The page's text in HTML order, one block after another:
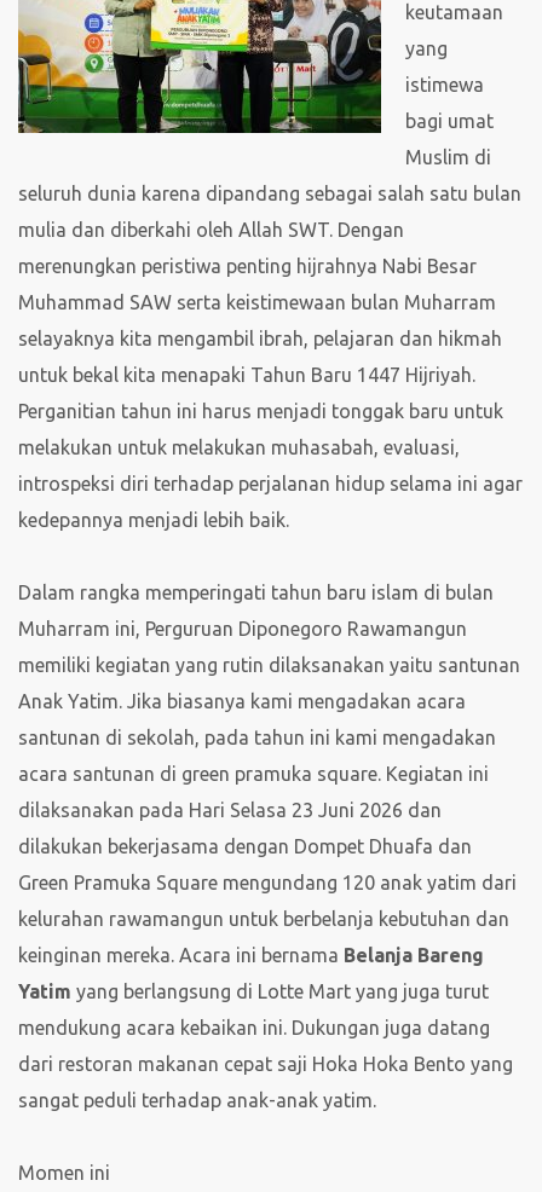
keutamaan
yang
istimewa
bagi umat
Muslim di
seluruh dunia karena dipandang sebagai salah satu bulan
mulia dan diberkahi oleh Allah SWT. Dengan
merenungkan peristiwa penting hijrahnya Nabi Besar
Muhammad SAW serta keistimewaan bulan Muharram
selayaknya kita mengambil ibrah, pelajaran dan hikmah
untuk bekal kita menapaki Tahun Baru 1447 Hijriyah.
Perganitian tahun ini harus menjadi tonggak baru untuk
melakukan untuk melakukan muhasabah, evaluasi,
introspeksi diri terhadap perjalanan hidup selama ini agar
kedepannya menjadi lebih baik.
Dalam rangka memperingati tahun baru islam di bulan
Muharram ini, Perguruan Diponegoro Rawamangun
memiliki kegiatan yang rutin dilaksanakan yaitu santunan
Anak Yatim. Jika biasanya kami mengadakan acara
santunan di sekolah, pada tahun ini kami mengadakan
acara santunan di green pramuka square. Kegiatan ini
dilaksanakan pada Hari Selasa 23 Juni 2026 dan
dilakukan bekerjasama dengan Dompet Dhuafa dan
Green Pramuka Square mengundang 120 anak yatim dari
kelurahan rawamangun untuk berbelanja kebutuhan dan
keinginan mereka. Acara ini bernama Belanja Bareng
Yatim yang berlangsung di Lotte Mart yang juga turut
mendukung acara kebaikan ini. Dukungan juga datang
dari restoran makanan cepat saji Hoka Hoka Bento yang
sangat peduli terhadap anak-anak yatim.
Momen ini